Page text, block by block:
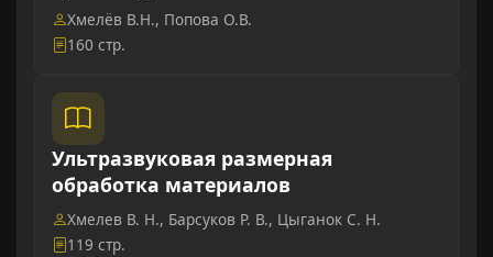
Хмелёв В.Н., Попова О.В.
160 стр.
Ультразвуковая размерная
обработка материалов
Хмелев В. Н., Барсуков Р. В., Цыганок С. Н.
119 стр.